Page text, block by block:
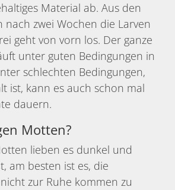
Material ab. Aus den
nach zwei Wochen die Larven
geht von vorn los. Der ganze
unter guten Bedingungen in
schlechten Bedingungen,
ist, kann es auch schon mal
dauern.
Motten?
lieben es dunkel und
am besten ist es, die
zur Ruhe kommen zu